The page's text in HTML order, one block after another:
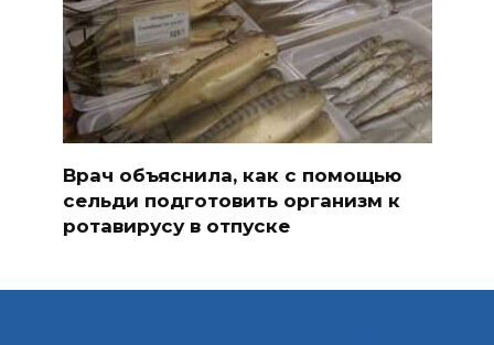
Врач объяснила, как с помощью
сельди подготовить организм к
ротавирусу в отпуске